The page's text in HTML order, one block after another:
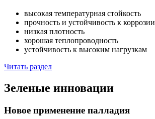
высокая температурная стойкость
прочность и устойчивость к коррозии
низкая плотность
хорошая теплопроводность
устойчивость к высоким нагрузкам
Читать раздел
Зеленые инновации
Новое применение палладия